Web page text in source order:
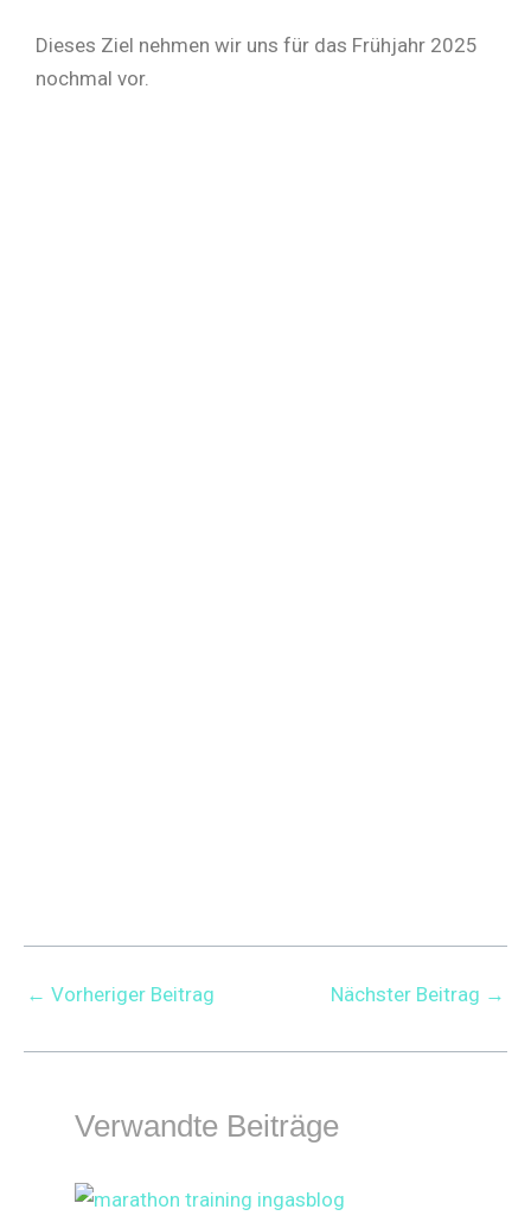
Dieses Ziel nehmen wir uns für das Frühjahr 2025
nochmal vor.
← Vorheriger Beitrag Nächster Beitrag →
Verwandte Beiträge